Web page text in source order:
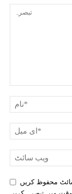
سائٹ محفوظ کریں